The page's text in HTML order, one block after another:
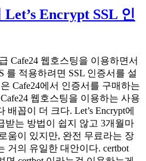
php
7.4
경
시
오
류
해
결”
고
리
Encrypt SSL 인
Cafe24 웹호스팅을 이용하면서
를 적용하려면 SSL 인증서를 설
Cafe24에서 인증서를 구매하는
웹호스팅을 이용하는 사용
꼽이 더 크다. Let’s Encrypt에
받는 방법이 쉽지 않고 3개월마
움이 있지만, 완전 무료라는 장
거의 유일한 대안이다. certbot